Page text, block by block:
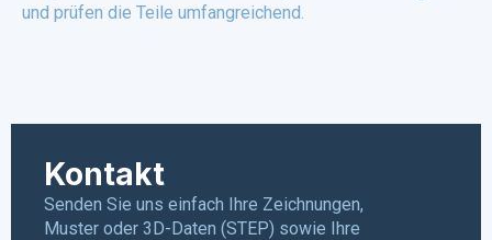
und prüfen die Teile umfangreichend.
Kontakt
Senden Sie uns einfach Ihre Zeichnungen,
Muster oder 3D-Daten (STEP) sowie Ihre